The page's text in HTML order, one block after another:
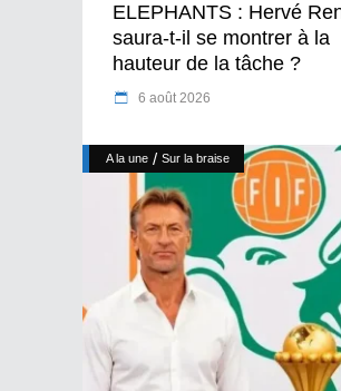
ELEPHANTS : Hervé
saura-t-il se montrer à la
hauteur de la tâche ?
6 août 2026
A la une / Sur la braise